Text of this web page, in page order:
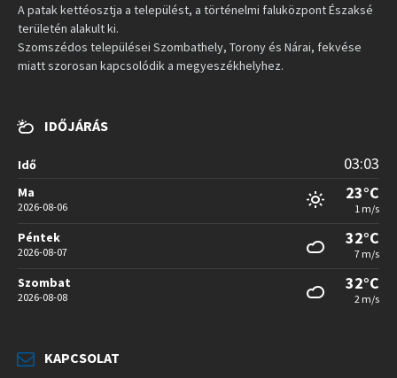
A patak kettéosztja a települést, a történelmi faluközpont Északsé
területén alakult ki.
Szomszédos települései Szombathely, Torony és Nárai, fekvése
miatt szorosan kapcsolódik a megyeszékhelyhez.
IDŐJÁRÁS
Idő 03:03
Ma
2026-08-06
23°C
1 m/s
Péntek
2026-08-07
32°C
7 m/s
Szombat
2026-08-08
32°C
2 m/s
KAPCSOLAT